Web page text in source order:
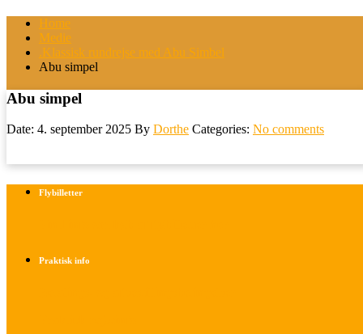
Home
Medie
.Klassisk rundrejse med Abu Simbel
Abu simpel
Abu simpel
Date: 4. september 2025 By Dorthe Categories: No comments
Flybilletter
Praktisk info